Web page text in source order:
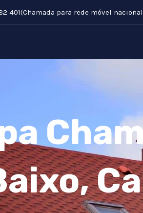
401(Chamada para rede móvel